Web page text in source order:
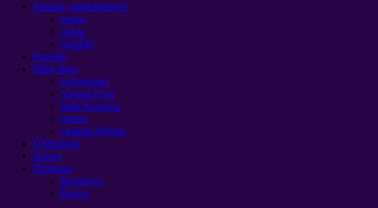
Şunları yapabilirsiniz!
temas
nokta
işbirliği
Projede
Bilgi akışı
kehanetleri
Yaşam Fiyat
indir Kozmos
forum
çıraklık Ruhlar
Ültimatom
Kararı
Помощь
Беларусь
Rusya